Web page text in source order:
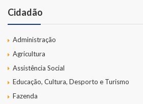
Cidadão
Administração
Agricultura
Assistência Social
Educação, Cultura, Desporto e Turismo
Fazenda